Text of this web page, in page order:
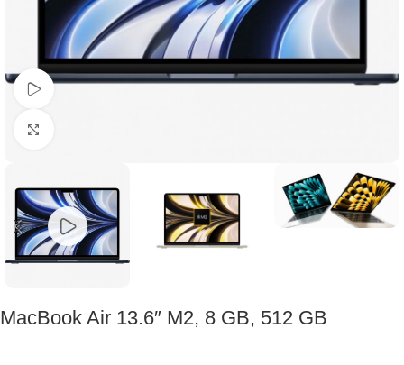
MacBook Air 13.6″ M2, 8 GB, 512 GB